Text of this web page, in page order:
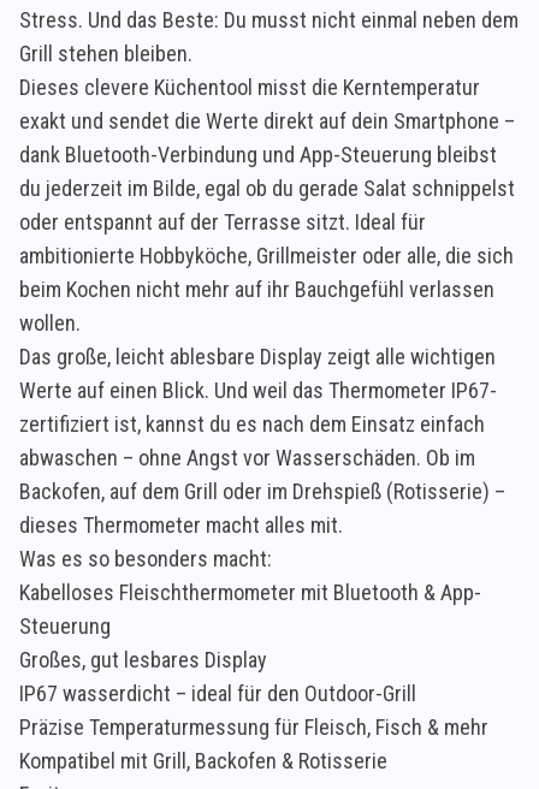
Stress. Und das Beste: Du musst nicht einmal neben dem
Grill stehen bleiben.
Dieses clevere Küchentool misst die Kerntemperatur
exakt und sendet die Werte direkt auf dein Smartphone –
dank Bluetooth-Verbindung und App-Steuerung bleibst
du jederzeit im Bilde, egal ob du gerade Salat schnippelst
oder entspannt auf der Terrasse sitzt. Ideal für
ambitionierte Hobbyköche, Grillmeister oder alle, die sich
beim Kochen nicht mehr auf ihr Bauchgefühl verlassen
wollen.
Das große, leicht ablesbare Display zeigt alle wichtigen
Werte auf einen Blick. Und weil das Thermometer IP67-
zertifiziert ist, kannst du es nach dem Einsatz einfach
abwaschen – ohne Angst vor Wasserschäden. Ob im
Backofen, auf dem Grill oder im Drehspieß (Rotisserie) –
dieses Thermometer macht alles mit.
Was es so besonders macht:
Kabelloses Fleischthermometer mit Bluetooth & App-
Steuerung
Großes, gut lesbares Display
IP67 wasserdicht – ideal für den Outdoor-Grill
Präzise Temperaturmessung für Fleisch, Fisch & mehr
Kompatibel mit Grill, Backofen & Rotisserie